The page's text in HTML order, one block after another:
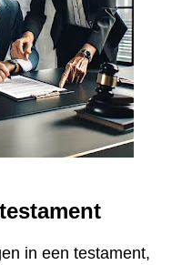
in een testament,